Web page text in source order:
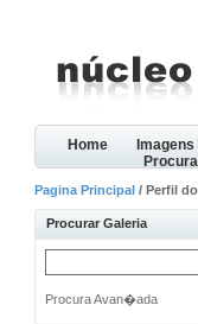
Home
Imagens
Pagina Principal / Perfil
Procurar Galeria
Procura Avan�ada